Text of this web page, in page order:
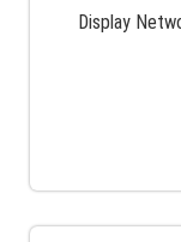
VietAds triển
Display